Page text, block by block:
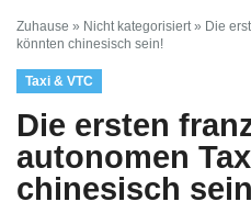
Zuhause » Nicht kategorisiert » Die
könnten chinesisch sein!
Taxi & VTC
Die ersten
autonomen
chinesisch